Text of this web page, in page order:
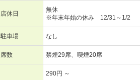
店休日
無休
※年末年始の休み 12/31～1/2
駐車場 なし
席数 禁煙29席、喫煙20席
290円 ～